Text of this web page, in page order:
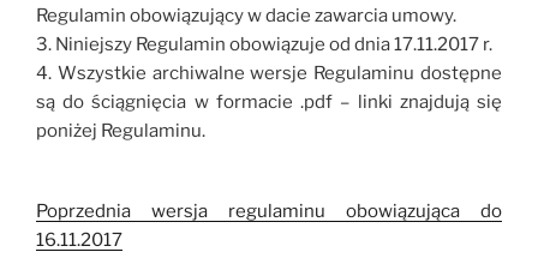
Regulamin obowiązujący w dacie zawarcia umowy.
3. Niniejszy Regulamin obowiązuje od dnia 17.11.2017 r.
4. Wszystkie archiwalne wersje Regulaminu dostępne
są do ściągnięcia w formacie .pdf – linki znajdują się
poniżej Regulaminu.
Poprzednia wersja regulaminu obowiązująca do
16.11.2017